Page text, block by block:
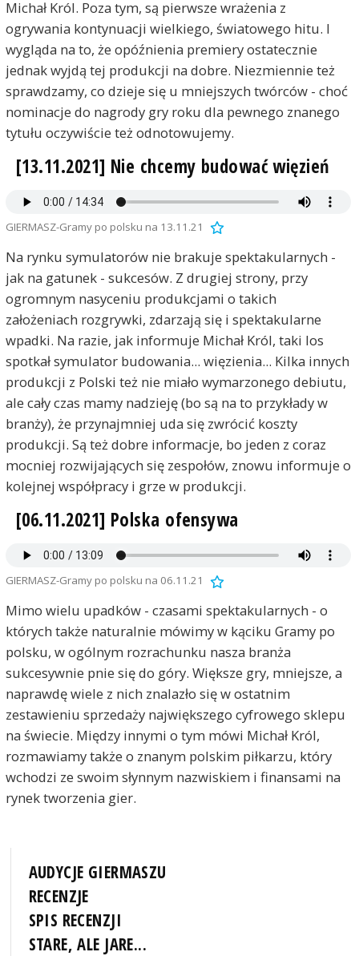
Michał Król. Poza tym, są pierwsze wrażenia z
ogrywania kontynuacji wielkiego, światowego hitu. I
wygląda na to, że opóźnienia premiery ostatecznie
jednak wyjdą tej produkcji na dobre. Niezmiennie też
sprawdzamy, co dzieje się u mniejszych twórców - choć
nominacje do nagrody gry roku dla pewnego znanego
tytułu oczywiście też odnotowujemy.
[13.11.2021] Nie chcemy budować więzień
GIERMASZ-Gramy po polsku na 13.11.21
Na rynku symulatorów nie brakuje spektakularnych -
jak na gatunek - sukcesów. Z drugiej strony, przy
ogromnym nasyceniu produkcjami o takich
założeniach rozgrywki, zdarzają się i spektakularne
wpadki. Na razie, jak informuje Michał Król, taki los
spotkał symulator budowania... więzienia... Kilka innych
produkcji z Polski też nie miało wymarzonego debiutu,
ale cały czas mamy nadzieję (bo są na to przykłady w
branży), że przynajmniej uda się zwrócić koszty
produkcji. Są też dobre informacje, bo jeden z coraz
mocniej rozwijających się zespołów, znowu informuje o
kolejnej współpracy i grze w produkcji.
[06.11.2021] Polska ofensywa
GIERMASZ-Gramy po polsku na 06.11.21
Mimo wielu upadków - czasami spektakularnych - o
których także naturalnie mówimy w kąciku Gramy po
polsku, w ogólnym rozrachunku nasza branża
sukcesywnie pnie się do góry. Większe gry, mniejsze, a
naprawdę wiele z nich znalazło się w ostatnim
zestawieniu sprzedaży największego cyfrowego sklepu
na świecie. Między innymi o tym mówi Michał Król,
rozmawiamy także o znanym polskim piłkarzu, który
wchodzi ze swoim słynnym nazwiskiem i finansami na
rynek tworzenia gier.
AUDYCJE GIERMASZU
RECENZJE
SPIS RECENZJI
STARE, ALE JARE...